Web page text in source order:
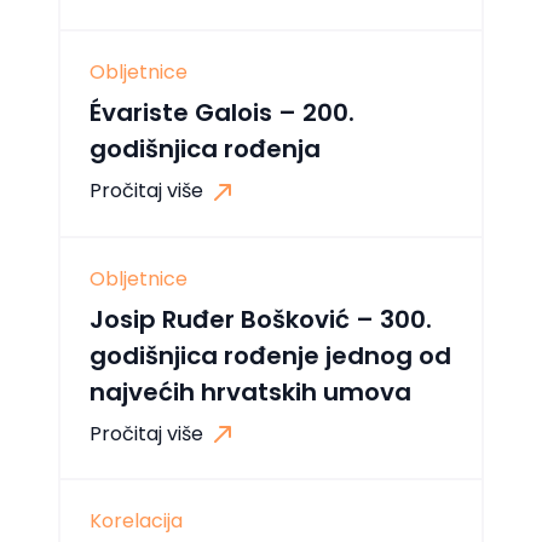
Obljetnice
Évariste Galois – 200.
godišnjica rođenja
Pročitaj više
Obljetnice
Josip Ruđer Bošković – 300.
godišnjica rođenje jednog od
najvećih hrvatskih umova
Pročitaj više
Korelacija